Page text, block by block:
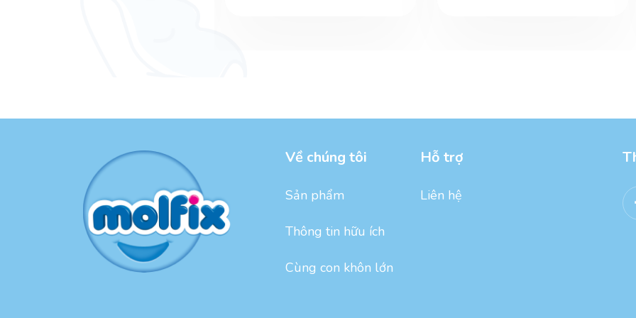
Về chúng tôi
Sản phẩm
Thông tin hữu ích
Cùng con khôn lớn
Hỗ trợ
Liên hệ